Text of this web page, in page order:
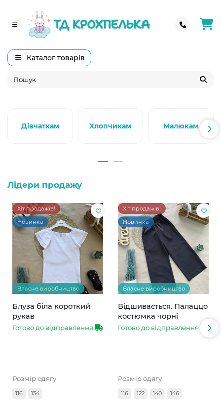
Каталог товарів
Дівчаткам Хлопчикам Малюкам
Лідери продажу
Хіт продажів!
Новинка
Власне виробництво
Блуза біла короткий
рукав
Готово до відправлення
Розмір одягу
116 134
Хіт продажів!
Новинка
Власне виробництво
Відшивається. Палаццо
костюмка чорні
Готово до відправлення
Розмір одягу
116 122 140 146